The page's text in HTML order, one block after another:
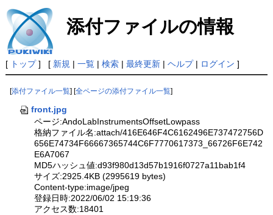
添付ファイルの情報
[ トップ] [ 新規 | 一覧| 検索| 最終更新| ヘルプ| ログイン ]
[添付ファイル一覧] [全ページの添付ファイル一覧]
front.jpg
ページ:AndoLabInstrumentsOffsetLowpass
格納ファイル名:attach/416E646F4C6162496E737472756D
656E74734F66667365744C6F7770617373_66726F6E742
E6A7067
MD5ハッシュ値:d93f980d13d57b1916f0727a11bab1f4
サイズ:2925.4KB (2995619 bytes)
Content-type:image/jpeg
登録日時:2022/06/02 15:19:36
アクセス数:18401